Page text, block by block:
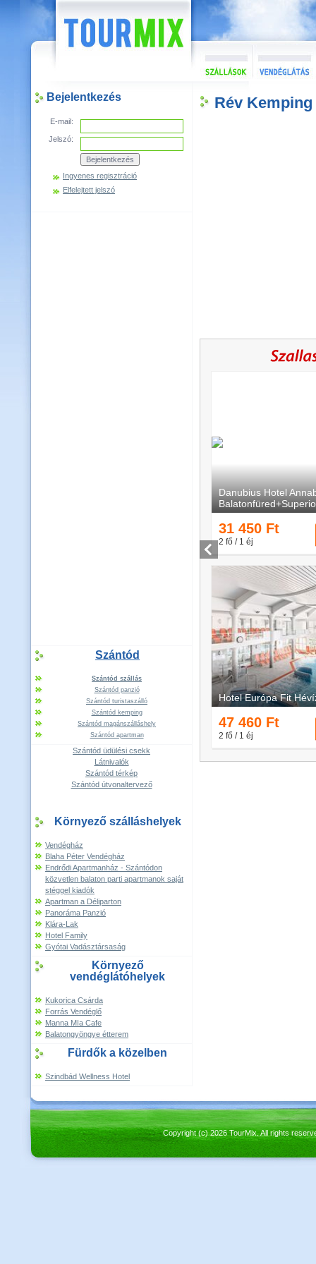
Bejelentkezés
E-mail:
Jelszó:
Ingyenes regisztráció
Elfelejtett jelszó
Szántód
Szántód szállás
Szántód panzió
Szántód turistaszálló
Szántód kemping
Szántód magánszálláshely
Szántód apartman
Szántód üdülési csekk
Látnivalók
Szántód térkép
Szántód útvonaltervező
Környező szálláshelyek
Vendégház
Blaha Péter Vendégház
Endrődi Apartmanház - Szántódon
közvetlen balaton parti apartmanok saját
stéggel kiadók
Apartman a Déliparton
Panoráma Panzió
Klára-Lak
Hotel Family
Gyótai Vadásztársaság
Környező
vendéglátóhelyek
Kukorica Csárda
Forrás Vendéglő
Manna MIa Cafe
Balatongyöngye étterem
Fürdők a közelben
Szindbád Wellness Hotel
Rév Kemping
Copyright (c) 2026 TourMix. All rights